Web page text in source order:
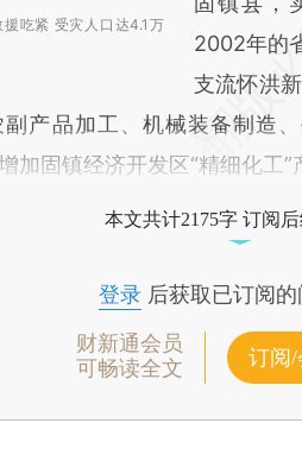
吃紧 受灾人口达4.1万
2002年的
支流怀洪
产品加工、机械装备制造
加固镇经济开发区“精细化工”
本文共计2175字 订阅
登录后获取已订阅的
财新通会员
可畅读全文
订阅/